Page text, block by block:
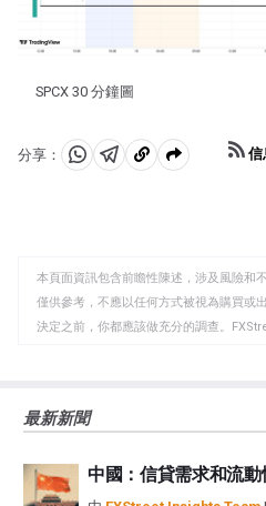
SPCX 30 分鐘圖
分享：
分 分 複
板
信
本頁面資訊包含前瞻性陳述，涉及風險和
僅供參考，不應以任何方式被視為購買或
決定之前，你都應該做充分的調查。
觀點，並不代表FXStreet或其廣告商的官
如果文章正文中沒有明確提到，在撰寫本
中都沒有頭寸，也沒有與文中提到的任何
最新新聞
中國：信貸需求和流